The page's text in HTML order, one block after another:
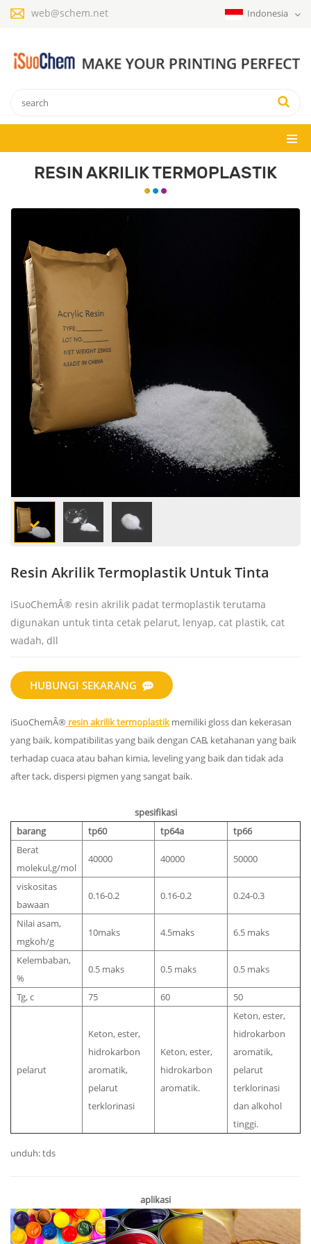
web@schem.net Indonesia
RESIN AKRILIK TERMOPLASTIK
Resin Akrilik Termoplastik Untuk Tinta
iSuoChemÂ® resin akrilik padat termoplastik terutama
digunakan untuk tinta cetak pelarut, lenyap, cat plastik, cat
wadah, dll
HUBUNGI SEKARANG
iSuoChemÂ® resin akrilik termoplastikmemiliki gloss dan kekerasan
yang baik, kompatibilitas yang baik dengan CAB, ketahanan yang baik
terhadap cuaca atau bahan kimia, leveling yang baik dan tidak ada
after tack, dispersi pigmen yang sangat baik.
spesifikasi
barang
tp60 tp64a
tp66
Berat
molekul,g/mol
40000 40000 50000
viskositas
bawaan
0.16-0.2 0.16-0.2 0.24-0.3
Nilai asam,
mgkoh/g
10maks 4.5maks 6.5 maks
Kelembaban,
%
0.5 maks 0.5 maks 0.5 maks
Tg, c 75 60 50
pelarut
Keton, ester,
hidrokarbon
aromatik,
pelarut
terklorinasi
Keton, ester,
hidrokarbon
aromatik.
Keton, ester,
hidrokarbon
aromatik,
pelarut
terklorinasi
dan alkohol
tinggi.
unduh: tds
aplikasi